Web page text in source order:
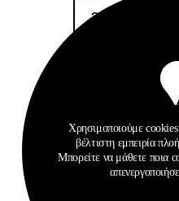
26-04-
espd-
espd-
Χρησιμοποιούμε
βέλτιστη εμπειρία
Μπορείτε να μάθετε ποια